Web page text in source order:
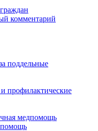
комментарий
поддельные
профилактические
медпомощь
помощь